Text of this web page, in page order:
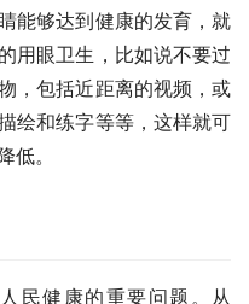
能够达到健康的发育，就
用眼卫生，比如说不要过
，包括近距离的视频，或
绘和练字等等，这样就可
低。
民健康的重要问题。从